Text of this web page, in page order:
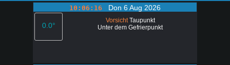
10:06:16 Don 6 Aug 2026
0.0°
VorsichtTaupunkt
Unter dem Gefrierpunkt